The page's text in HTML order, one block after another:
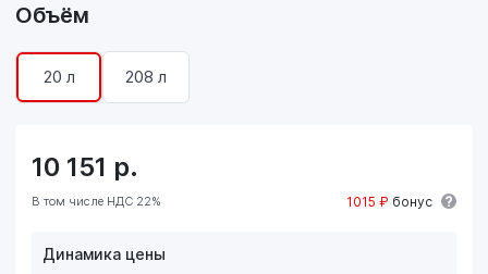
Объём
20 л 208 л
10 151 р.
В том числе НДС 22% 1015 ₽ бонус
Динамика цены